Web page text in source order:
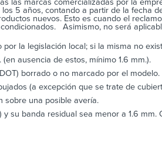
las marcas comercializadas por la
5 años, contando a partir de la fecha
nuevos. Esto es cuando el
Asimismo, no será
la legislación local; si la misma no
ausencia de estos, mínimo 1.6 mm.).
borrado o no marcado por el modelo.
(a excepción que se trate de
sobre una posible avería.
su banda residual sea menor a 1.6